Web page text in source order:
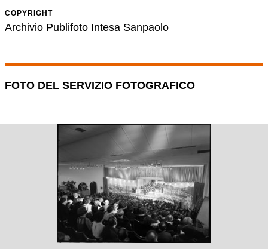
COPYRIGHT
Archivio Publifoto Intesa Sanpaolo
FOTO DEL SERVIZIO FOTOGRAFICO